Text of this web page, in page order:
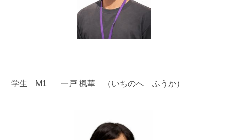
学生 M1 一戸 楓華 （いちのへ ふうか）